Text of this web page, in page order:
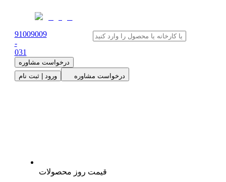
91009009
-
031
درخواست مشاوره
ورود | ثبت نام
درخواست مشاوره
قیمت روز محصولات